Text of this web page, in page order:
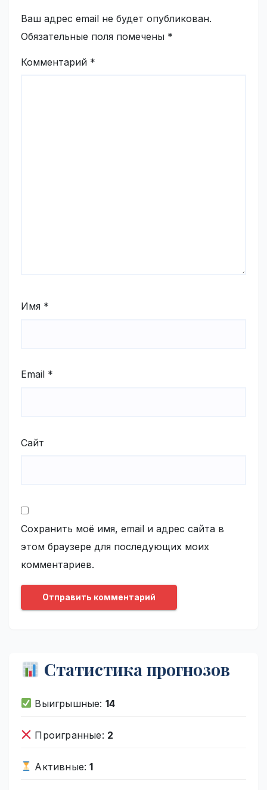
Ваш адрес email не будет опубликован.
Обязательные поля помечены *
Комментарий *
Имя *
Email *
Сайт
Сохранить моё имя, email и адрес сайта в
этом браузере для последующих моих
комментариев.
Статистика прогнозов
Выигрышные: 14
Проигранные: 2
Активные:1